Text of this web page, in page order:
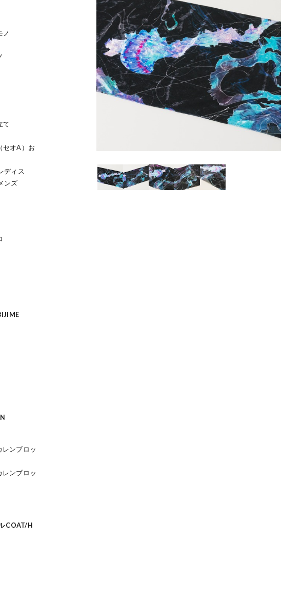
ノ
て
セオΑ）お
ディス
ンズ
レンブロッ
レンブロッ
COAT/H